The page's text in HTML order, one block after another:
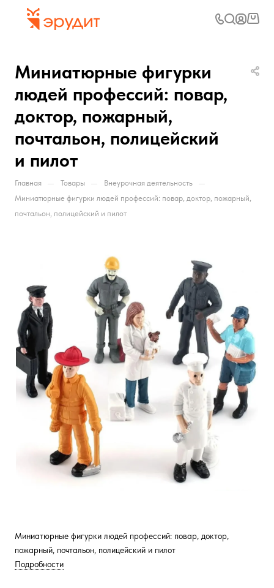
Миниатюрные фигурки
людей профессий: повар,
доктор, пожарный,
почтальон, полицейский
и пилот
Главная — Товары — Внеурочная деятельность —
Миниатюрные фигурки людей профессий: повар, доктор, пожарный,
почтальон, полицейский и пилот
Миниатюрные фигурки людей профессий: повар, доктор,
пожарный, почтальон, полицейский и пилот
Подробности